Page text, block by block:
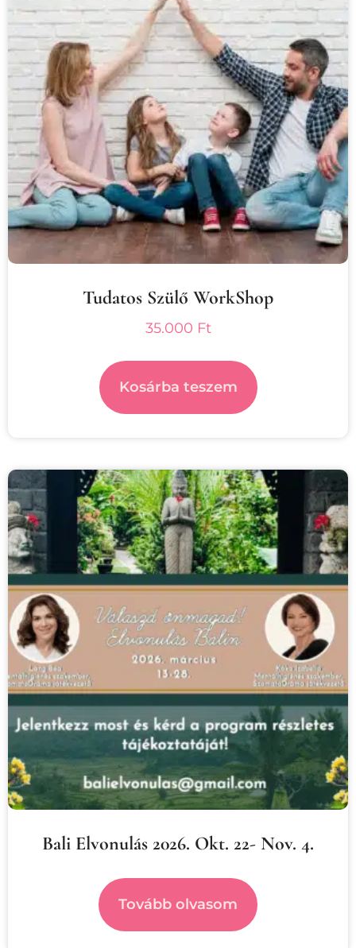
Tudatos Szülő WorkShop
35.000 Ft
Kosárba teszem
Bali Elvonulás 2026. Okt. 22- Nov. 4.
Tovább olvasom